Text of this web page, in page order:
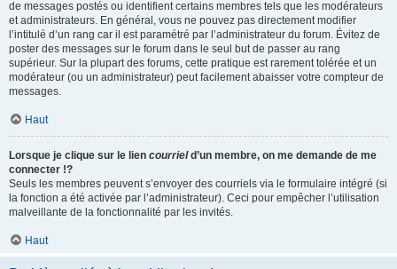
de messages postés ou identifient certains membres tels que les modérateurs
et administrateurs. En général, vous ne pouvez pas directement modifier
l’intitulé d’un rang car il est paramétré par l’administrateur du forum. Évitez de
poster des messages sur le forum dans le seul but de passer au rang
supérieur. Sur la plupart des forums, cette pratique est rarement tolérée et un
modérateur (ou un administrateur) peut facilement abaisser votre compteur de
messages.
Haut
Lorsque je clique sur le lien courrield’un membre, on me demande de me
connecter !?
Seuls les membres peuvent s’envoyer des courriels via le formulaire intégré (si
la fonction a été activée par l’administrateur). Ceci pour empêcher l’utilisation
malveillante de la fonctionnalité par les invités.
Haut